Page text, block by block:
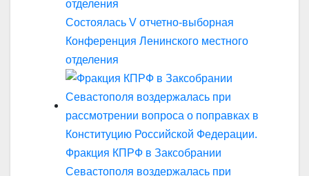
Состоялась V отчетно-выборная
Конференция Ленинского местного
отделения
Фракция КПРФ в Заксобрании
Севастополя воздержалась при